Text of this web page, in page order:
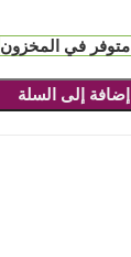
متوفر في المخزون
إضافة إلى السلة